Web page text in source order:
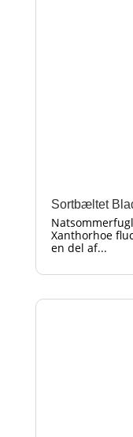
Sortbæltet
Xanthorhoe
en del af...